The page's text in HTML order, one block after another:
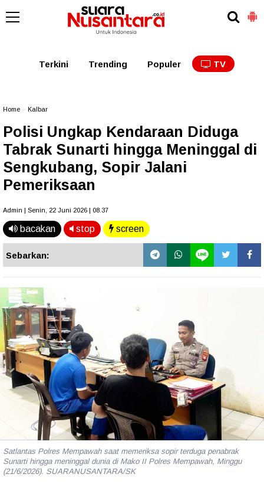
Kalbar Kalteng
Terkini Trending Populer TV
Home Kalbar
Polisi Ungkap Kendaraan Diduga
Tabrak Sunarti hingga Meninggal di
Sengkubang, Sopir Jalani
Pemeriksaan
Admin | Senin, 22 Juni 2026 | 08.37
bacakan stop screen
Sebarkan:
Satlantas Polres Mempawah saat memeriksa sopir terduga penabrak
Sunarti hingga meninggal dunia di Mako II Polres Mempawah, Minggu
(21/6/2026). SUARANUSANTARA/SK